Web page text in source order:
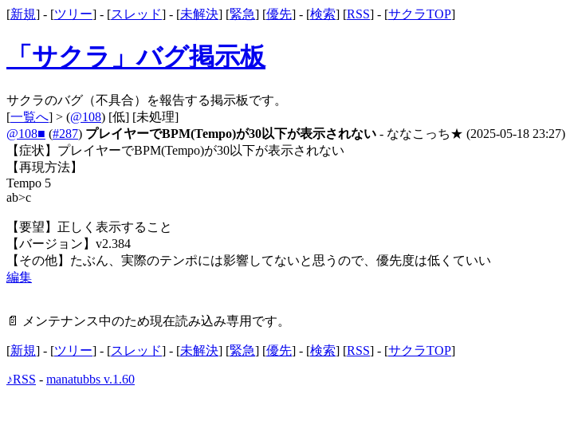
[新規] - [ツリー] - [スレッド] - [未解決] [緊急] [優先] - [検索] [RSS] - [サクラTOP]
「サクラ」バグ掲示板
サクラのバグ（不具合）を報告する掲示板です。
[一覧へ] > (@108) [低] [未処理]
@108■ (#287) プレイヤーでBPM(Tempo)が30以下が表示されない - ななこっち★ (2025-05-18 23:27)
【症状】プレイヤーでBPM(Tempo)が30以下が表示されない
【再現方法】
Tempo 5
ab>c
【要望】正しく表示すること
【バージョン】v2.384
【その他】たぶん、実際のテンポには影響してないと思うので、優先度は低くていい
編集
📄 メンテナンス中のため現在読み込み専用です。
[新規] - [ツリー] - [スレッド] - [未解決] [緊急] [優先] - [検索] [RSS] - [サクラTOP]
♪RSS - manatubbs v.1.60